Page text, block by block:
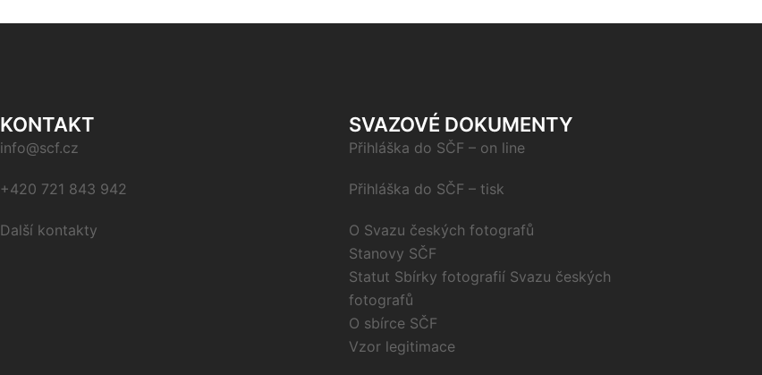
KONTAKT
info@scf.cz
+420 721 843 942
Další kontakty
SVAZOVÉ DOKUMENTY
Přihláška do SČF – on line
Přihláška do SČF – tisk
O Svazu českých fotografů
Stanovy SČF
Statut Sbírky fotografií Svazu českých
fotografů
O sbírce SČF
Vzor legitimace